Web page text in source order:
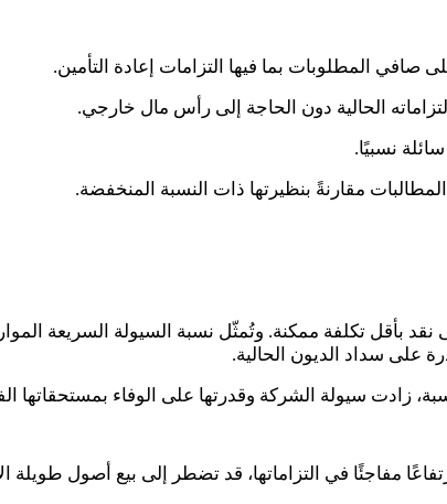
المطلوبات بما فيها التزامات إعادة التأمين.
الحالية دون الحاجة إلى رأس مال خارجي.
نسبيًا.
مقارنةً بنظيرتها ذات النسبة المنخفضة.
تكلفة ممكنة. وتُمثّل نسبة السيولة السريعة الموارد
.
زادت سيولة الشركة وقدرتها على الوفاء بمستحقاتها
مفاجئًا في التزاماتها، قد تضطر إلى بيع أصول طويلة